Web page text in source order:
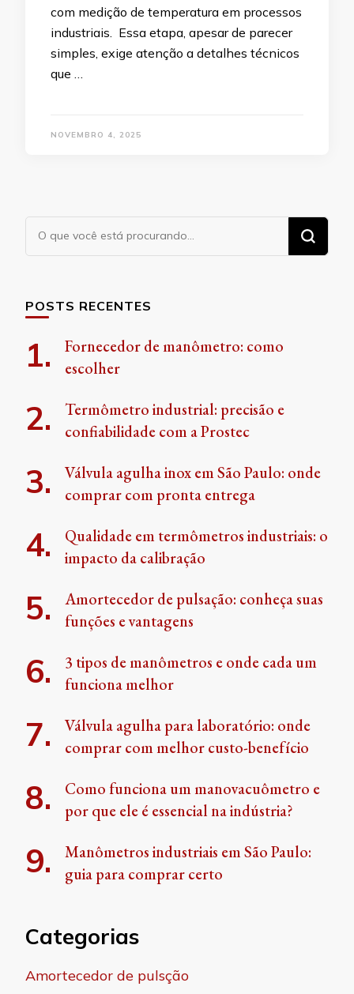
com medição de temperatura em processos
industriais. Essa etapa, apesar de parecer
simples, exige atenção a detalhes técnicos
que …
NOVEMBRO 4, 2025
POSTS RECENTES
Fornecedor de manômetro: como
escolher
Termômetro industrial: precisão e
confiabilidade com a Prostec
Válvula agulha inox em São Paulo: onde
comprar com pronta entrega
Qualidade em termômetros industriais: o
impacto da calibração
Amortecedor de pulsação: conheça suas
funções e vantagens
3 tipos de manômetros e onde cada um
funciona melhor
Válvula agulha para laboratório: onde
comprar com melhor custo-benefício
Como funciona um manovacuômetro e
por que ele é essencial na indústria?
Manômetros industriais em São Paulo:
guia para comprar certo
Categorias
Amortecedor de pulsção